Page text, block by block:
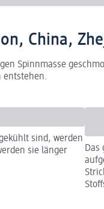
China,
Spinnmasse
entstehen.
sind, werden
sie länger
Das